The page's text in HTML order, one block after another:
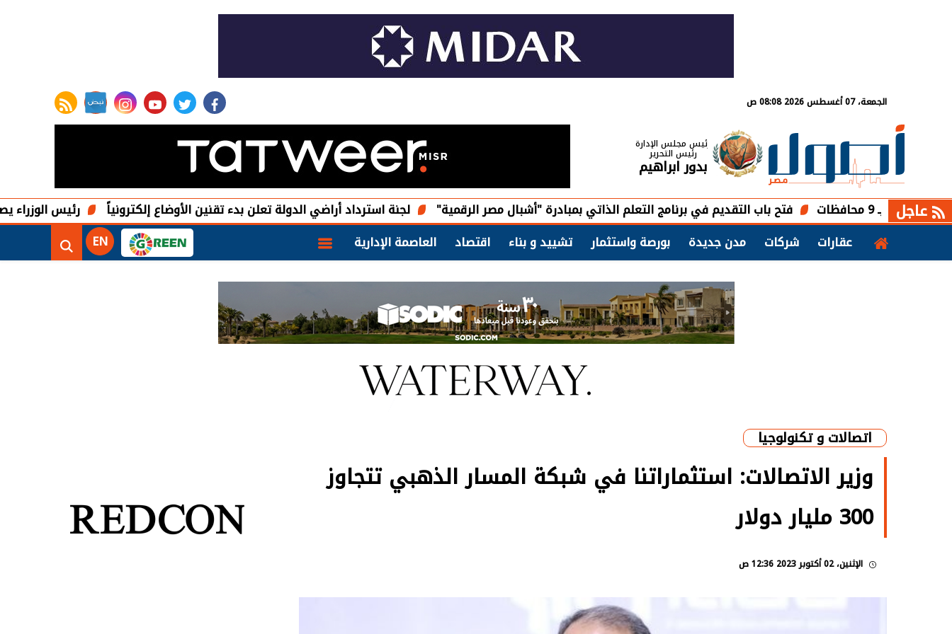
الجمعة، 07 أغسطس 2026 08:08 ص facebook
twitter
youtube
instagram
rss feed
رئيس مجلس الإدارة
رئيس التحرير
بدور ابراهيم
عاجل رئيس الوزراء يصدر قرارًا لجنة استرداد أراضي الدولة تعلن بدء تقنين الأوضاع إلكترونياً
فتح باب التقديم في برنامج التعلم الذاتي بمبادرة "أشبال مصر الرقمية"
عقارات
شركات مدن جديدة بورصة واستثمار تشييد و بناء اقتصاد العاصمة الإدارية EN
اتصالات و تكنولوجيا
وزير الاتصالات: استثماراتنا في شبكة المسار الذهبي تتجاوز
300 مليار دولار
الإثنين، 02 أكتوبر 2023 12:36 ص